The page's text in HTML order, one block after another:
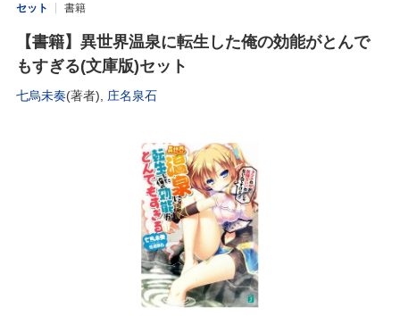
セット 書籍
【書籍】異世界温泉に転生した俺の効能がとんで
もすぎる(文庫版)セット
七烏未奏(著者), 庄名泉石